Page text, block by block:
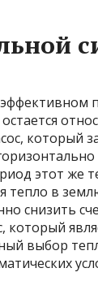
который
этот же
тепло в
снизить
выбор